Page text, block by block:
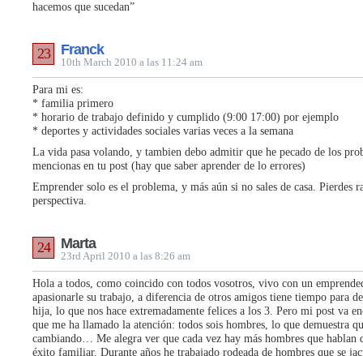
hacemos que sucedan”
Franck
10th March 2010 a las 11:24 am
23
Para mi es:
* familia primero
* horario de trabajo definido y cumplido (9:00 17:00) por ejemplo
* deportes y actividades sociales varias veces a la semana
La vida pasa volando, y tambien debo admitir que he pecado de los
mencionas en tu post (hay que saber aprender de lo errores)
Emprender solo es el problema, y más aún si no sales de casa. Pierdes
perspectiva.
Marta
23rd April 2010 a las 8:26 am
24
Hola a todos, como coincido con todos vosotros, vivo con un
apasionarle su trabajo, a diferencia de otros amigos tiene tiempo para
hija, lo que nos hace extremadamente felices a los 3. Pero mi post va
que me ha llamado la atención: todos sois hombres, lo que demuestra
cambiando… Me alegra ver que cada vez hay más hombres que hablan
éxito familiar. Durante años he trabajado rodeada de hombres que se